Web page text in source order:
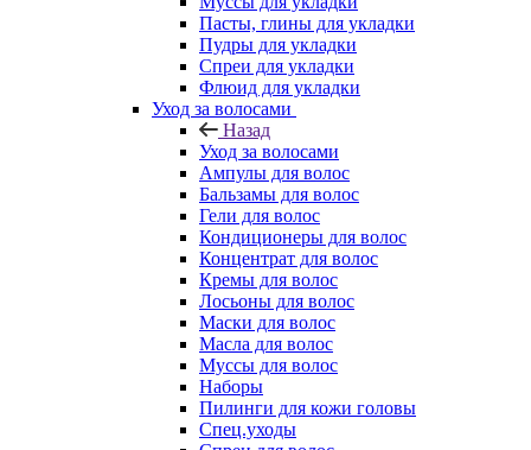
Пасты, глины для укладки
Пудры для укладки
Спреи для укладки
Флюид для укладки
Уход за волосами
Назад
Уход за волосами
Ампулы для волос
Бальзамы для волос
Гели для волос
Кондиционеры для волос
Концентрат для волос
Кремы для волос
Лосьоны для волос
Маски для волос
Масла для волос
Муссы для волос
Наборы
Пилинги для кожи головы
Спец.уходы